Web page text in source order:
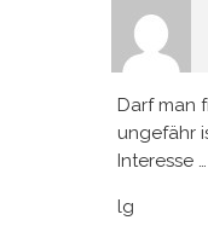
Darf man
ungefähr
Interesse …
lg